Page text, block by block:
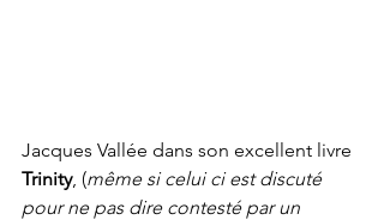
Jacques Vallée dans son excellent livre
Trinity, (même si celui ci est discuté
pour ne pas dire contesté par un